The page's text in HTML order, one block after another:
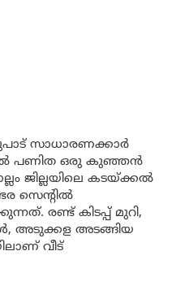
ഒരുപാട് സാധാരണക്കാർ
പണിത ഒരു കുഞ്ഞൻ
ജില്ലയിലെ കടയ്ക്കൽ
സെന്റിൽ
രണ്ട് കിടപ്പ് മുറി,
അടുക്കള അടങ്ങിയ
വീട്